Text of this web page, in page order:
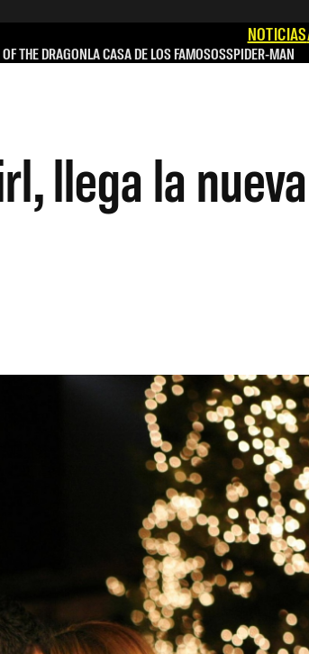
NOTICIAS
THE DRAGONLA CASA DE LOS FAMOSOSSPIDER-MAN
llega la